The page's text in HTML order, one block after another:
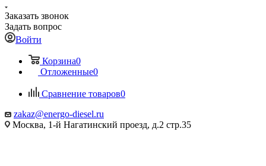
Заказать звонок
Задать вопрос
Войти
Корзина0
Отложенные0
Сравнение товаров0
zakaz@energo-diesel.ru
Москва, 1-й Нагатинский проезд, д.2 стр.35